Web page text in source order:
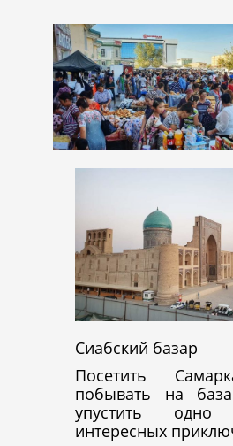
Cиабский базар
Посетить
побывать на
упустить
интересных